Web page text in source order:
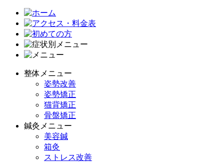
整体メニュー
姿勢改善
姿勢矯正
猫背矯正
骨盤矯正
鍼灸メニュー
美容鍼
箱灸
ストレス改善